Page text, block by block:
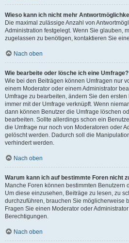
Wieso kann ich nicht mehr
Die maximal zulässige Anzahl von
Administration festgelegt. Wenn Sie glauben,
zugelassen zu benötigen, kontaktieren Sie
Nach oben
Wie bearbeite oder lösche ich eine Umfrage?
Wie bei den Beiträgen können Umfragen nur
einem Moderator oder einem Administrator
Umfrage zu bearbeiten, ändern Sie den
immer mit der Umfrage verknüpft. Wenn
dann können Benutzer die Umfrage löschen
bearbeiten. Sollte allerdings schon ein
die Umfrage nur noch von Moderatoren oder
gelöscht werden. Dadurch soll die
verhindert werden.
Nach oben
Warum kann ich auf bestimmte Foren nicht
Manche Foren können bestimmten Benutzern
Um diese einzusehen, Beiträge zu lesen, zu
durchzuführen, brauchen Sie möglicherweise
Fragen Sie einen Moderator oder
Berechtigungen.
Nach oben